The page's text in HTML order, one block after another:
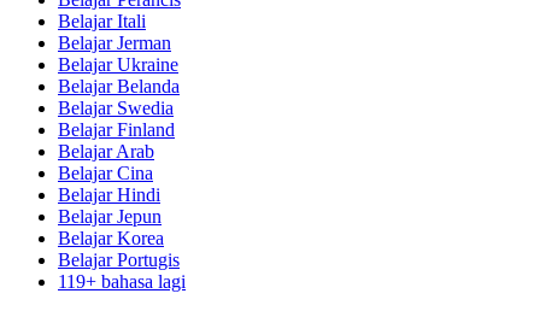
Belajar Itali
Belajar Jerman
Belajar Ukraine
Belajar Belanda
Belajar Swedia
Belajar Finland
Belajar Arab
Belajar Cina
Belajar Hindi
Belajar Jepun
Belajar Korea
Belajar Portugis
119+ bahasa lagi